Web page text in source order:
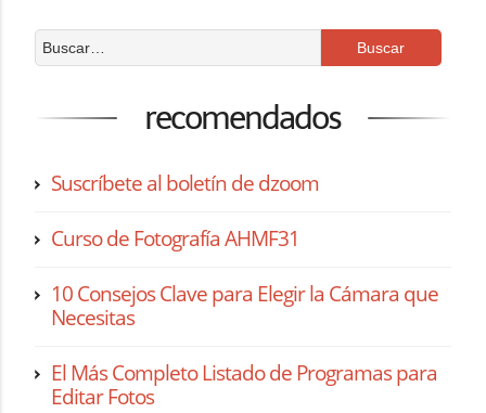
recomendados
Suscríbete al boletín de dzoom
Curso de Fotografía AHMF31
10 Consejos Clave para Elegir la Cámara que
Necesitas
El Más Completo Listado de Programas para
Editar Fotos